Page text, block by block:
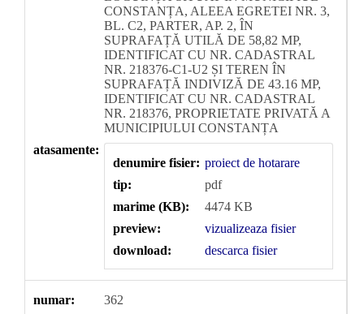
CONSTANȚA, ALEEA EGRETEI NR. 3,
BL. C2, PARTER, AP. 2, ÎN
SUPRAFAȚĂ UTILĂ DE 58,82 MP,
IDENTIFICAT CU NR. CADASTRAL
NR. 218376-C1-U2 ȘI TEREN ÎN
SUPRAFAȚĂ INDIVIZĂ DE 43.16 MP,
IDENTIFICAT CU NR. CADASTRAL
NR. 218376, PROPRIETATE PRIVATĂ A
MUNICIPIULUI CONSTANȚA
atasamente:
denumire fisier: proiect de hotarare
tip:
pdf
marime (KB):
4474 KB
preview:
vizualizeaza fisier
download:
descarca fisier
numar:
362